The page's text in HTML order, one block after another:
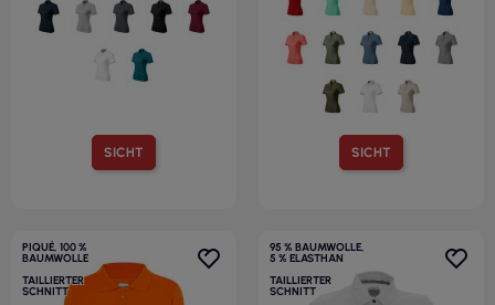
SICHT SICHT
PIQUÉ, 100 %
BAUMWOLLE
TAILLIERTER
SCHNITT
95 % BAUMWOLLE,
5 % ELASTHAN
TAILLIERTER
SCHNITT